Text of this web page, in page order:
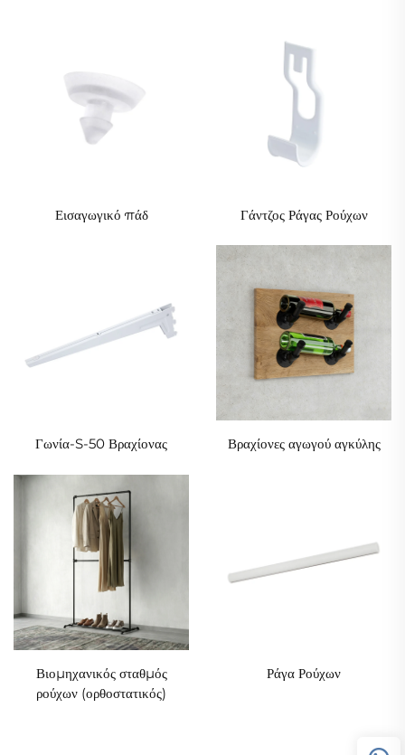
Εισαγωγικό πάδ Γάντζος Ράγας Ρούχων
Γωνία-S-50 Βραχίονας Βραχίονες αγωγού αγκύλης
Βιομηχανικός σταθμός
ρούχων (ορθοστατικός)
Ράγα Ρούχων